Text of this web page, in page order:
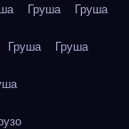
Груша Груша
Груша Груша